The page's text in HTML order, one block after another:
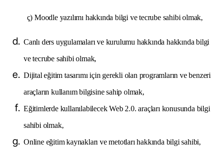
ç) Moodle yazılımı hakkında bilgi ve tecrube sahibi olmak,
Canlı ders uygulamaları ve kurulumu hakkında hakkında bilgi
ve tecrube sahibi olmak,
Dijital eğitim tasarımı için gerekli olan programların ve benzeri
araçların kullanım bilgisine sahip olmak,
Eğitimlerde kullanılabilecek Web 2.0. araçları konusunda bilgi
sahibi olmak,
Online eğitim kaynakları ve metotları hakkında bilgi sahibi,